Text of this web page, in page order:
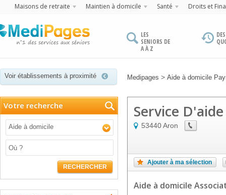
Maisons de retraite Maintien à domicile Santé Droits et
LES
SENIORS DE
A À Z
Voir établissements à proximité Medipages > Aide à domicile
Votre recherche
Aide à domicile
RECHERCHER
Service
53440Aron
Ajouter à ma sélection
Aide à domicile